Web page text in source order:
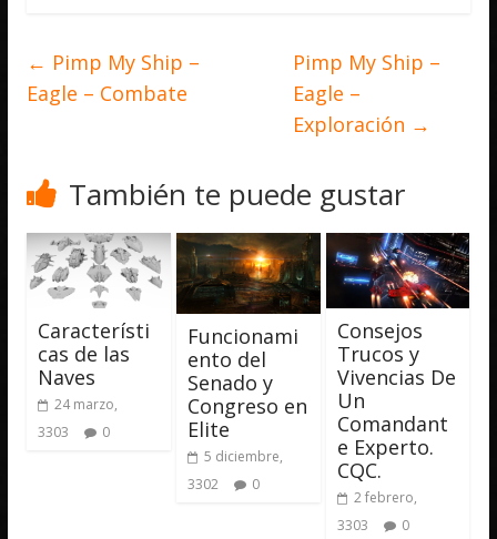
← Pimp My Ship –
Eagle – Combate
Pimp My Ship –
Eagle –
Exploración →
También te puede gustar
Característi
cas de las
Naves
24 marzo,
3303
0
Funcionami
ento del
Senado y
Congreso en
Elite
5 diciembre,
3302
0
Consejos
Trucos y
Vivencias De
Un
Comandant
e Experto.
CQC.
2 febrero,
3303
0